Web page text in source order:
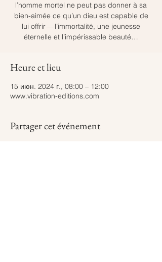
l’homme mortel ne peut pas donner à sa
bien-aimée ce qu’un dieu est capable de
lui offrir — l’immortalité, une jeunesse
éternelle et l’impérissable beauté…
Heure et lieu
15 июн. 2024 г., 08:00 – 12:00
www.vibration-editions.com
Partager cet événement